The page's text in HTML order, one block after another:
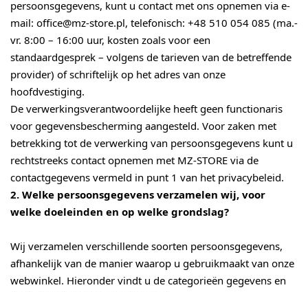
persoonsgegevens, kunt u contact met ons opnemen via e-
mail: office@mz-store.pl, telefonisch: +48 510 054 085 (ma.-
vr. 8:00 – 16:00 uur, kosten zoals voor een
standaardgesprek – volgens de tarieven van de betreffende
provider) of schriftelijk op het adres van onze
hoofdvestiging.
De verwerkingsverantwoordelijke heeft geen functionaris
voor gegevensbescherming aangesteld. Voor zaken met
betrekking tot de verwerking van persoonsgegevens kunt u
rechtstreeks contact opnemen met MZ-STORE via de
contactgegevens vermeld in punt 1 van het privacybeleid.
2. Welke persoonsgegevens verzamelen wij, voor
welke doeleinden en op welke grondslag?
Wij verzamelen verschillende soorten persoonsgegevens,
afhankelijk van de manier waarop u gebruikmaakt van onze
webwinkel. Hieronder vindt u de categorieën gegevens en